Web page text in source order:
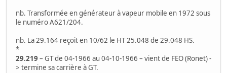
nb. Transformée en générateur à vapeur mobile en 1972 sous
le numéro A621/204.
nb. La 29.164 reçoit en 10/62 le HT 25.048 de 29.048 HS.
*
29.219 – GT de 04-1966 au 04-10-1966 – vient de FEO (Ronet) -
> termine sa carrière à GT.